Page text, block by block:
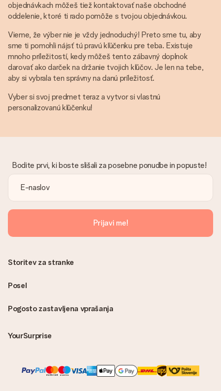
objednávkach môžeš tiež kontaktovať naše obchodné
oddelenie, ktoré ti rado pomôže s tvojou objednávkou.
Vieme, že výber nie je vždy jednoduchý! Preto sme tu, aby
sme ti pomohli nájsť tú pravú kľúčenku pre teba. Existuje
mnoho príležitostí, kedy môžeš tento zábavný doplnok
darovať ako darček na držanie tvojich kľúčov. Je len na tebe,
aby si vybrala ten správny na danú príležitosť.
Vyber si svoj predmet teraz a vytvor si vlastnú
personalizovanú kľúčenku!
Bodite prvi, ki boste slišali za posebne ponudbe in popuste!
Prijavi me!
Pogosto zastavljena vprašanja
YourSurprise
Storitev za stranke
Posel